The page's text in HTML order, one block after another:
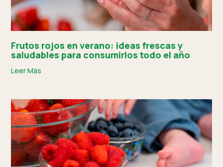
Frutos rojos en verano: ideas frescas y
saludables para consumirlos todo el año
Leer Más